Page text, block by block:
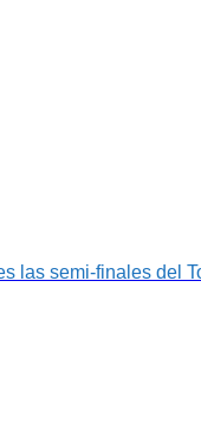
las semi-finales del